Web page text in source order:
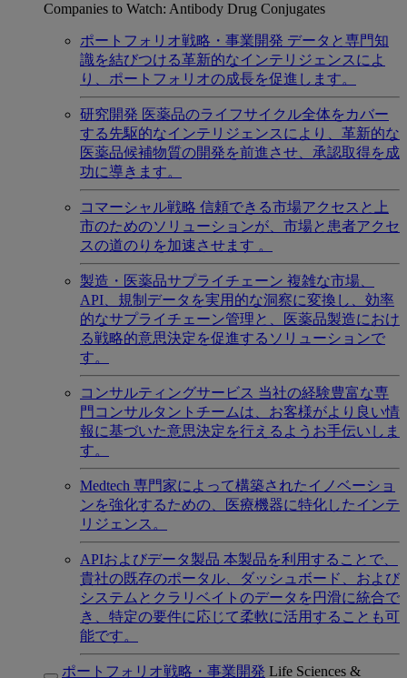
Companies to Watch: Antibody Drug Conjugates
ポートフォリオ戦略・事業開発 データと専門知
識を結びつける革新的なインテリジェンスによ
り、ポートフォリオの成長を促進します。
研究開発 医薬品のライフサイクル全体をカバー
する先駆的なインテリジェンスにより、革新的な
医薬品候補物質の開発を前進させ、承認取得を成
功に導きます。
コマーシャル戦略 信頼できる市場アクセスと上
市のためのソリューションが、市場と患者アクセ
スの道のりを加速させます 。
製造・医薬品サプライチェーン 複雑な市場、
API、規制データを実用的な洞察に変換し、効率
的なサプライチェーン管理と、医薬品製造におけ
る戦略的意思決定を促進するソリューションで
す。
コンサルティングサービス 当社の経験豊富な専
門コンサルタントチームは、お客様がより良い情
報に基づいた意思決定を行えるようお手伝いしま
す。
Medtech 専門家によって構築されたイノベーショ
ンを強化するための、医療機器に特化したインテ
リジェンス。
APIおよびデータ製品 本製品を利用することで、
貴社の既存のポータル、ダッシュボード、および
システムとクラリベイトのデータを円滑に統合で
き、特定の要件に応じて柔軟に活用することも可
能です。
ポートフォリオ戦略・事業開発 Life Sciences &